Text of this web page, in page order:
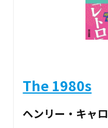
The 1980s
ヘンリー・キャ